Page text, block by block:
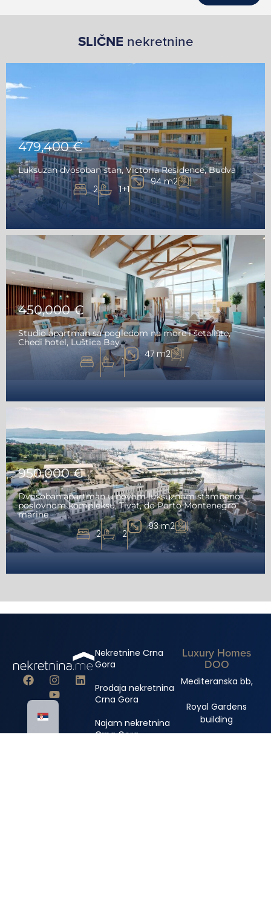
SLIČNE nekretnine
479,400 €
Luksuzan dvosoban stan, Victoria Residence, Budva
2 1+1
94 m2
450,000 €
Studio apartman sa pogledom na more i šetalište,
Chedi hotel, Luštica Bay
1
47 m2
950,000 €
Dvosoban apartman u novom luksuznom stambeno-
poslovnom kompleksu, Tivat, do Porto Montenegro
marine
2 2
93 m2
Nekretnine Crna
Gora
Prodaja nekretnina
Crna Gora
Najam nekretnina
Crna Gora
Luxury Homes
DOO
Mediteranska bb,
Royal Gardens
building